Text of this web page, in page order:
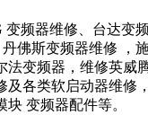
频器维修、台达变
佛斯变频器维修 ，
法变频器，维修英
各类软启动器维修
变频器配件等。